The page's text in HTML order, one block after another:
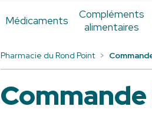
Médicaments
Compléments
alimentaires
Pharmacie du Rond Point